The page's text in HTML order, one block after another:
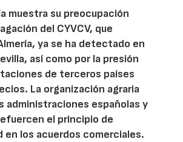
muestra su preocupación
del CYVCV, que
ya se ha detectado en
así como por la presión
de terceros países
La organización agraria
administraciones españolas y
el principio de
en los acuerdos comerciales.